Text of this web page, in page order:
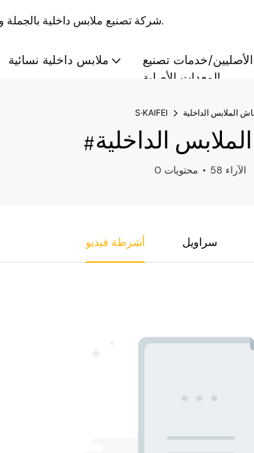
S·KAIFEI - شركة تصنيع ملابس داخلية بالجملة والتخصيص منذ عام 2008، تقدم حلولاً متكاملة.
ملابس داخلية نسائية
خدمات تصنيع
المعدات الأصلية
S·KAIFEI الملابس الداخلية
الداخلية
0 محتويات 58 الآراء
أشرطة فيديو سراويل